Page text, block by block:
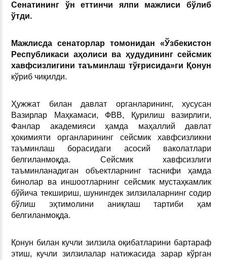
Сенатининг
ўн еттинчи ялпи мажлиси
бўлиб
ўтди.
Мажлисда сенаторлар томонидан «Ўзбекистон
Республикаси аҳолиси ва ҳудудининг сейсмик
хавфсизлигини таъминлаш тўғрисида»ги Қонун
кўриб чиқилди.
Ҳужжат билан давлат органларининг, хусусан
Вазирлар Маҳкамаси, ФВВ, Қурилиш вазирлиги,
Фанлар академияси ҳамда маҳаллий давлат
ҳокимияти органларининг сейсмик хавфсизликни
таъминлаш борасидаги асосий ваколатлари
белгиланмоқда. Сейсмик хавфсизлиги
таъминланадиган объектларнинг таснифи ҳамда
бинолар ва иншоотларнинг сейсмик мустаҳкамлик
бўйича текшириш, шунингдек зилзилаларнинг содир
бўлиш эҳтимолини аниқлаш тартиби ҳам
белгиланмоқда.
Қонун билан кучли зилзила оқибатларини бартараф
этиш, кучли зилзилалар натижасида зарар кўрган